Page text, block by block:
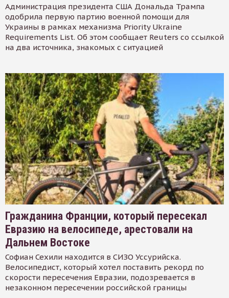
Администрация президента США Дональда Трампа
одобрила первую партию военной помощи для
Украины в рамках механизма Priority Ukraine
Requirements List. Об этом сообщает Reuters со ссылкой
на два источника, знакомых с ситуацией
Гражданина Франции, который пересекал
Евразию на велосипеде, арестовали на
Дальнем Востоке
Софиан Сехили находится в СИЗО Уссурийска.
Велосипедист, который хотел поставить рекорд по
скорости пересечения Евразии, подозревается в
незаконном пересечении российской границы